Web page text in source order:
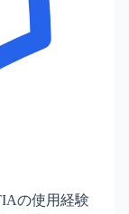
の使用経験